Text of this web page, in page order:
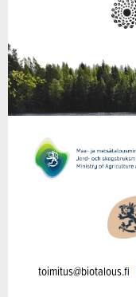
toimitus@biotalous.fi